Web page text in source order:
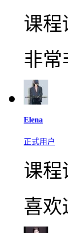
课程
非常
Elena
正式用户
课程
喜欢